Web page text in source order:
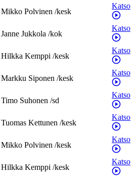
Mikko Polvinen /kesk
Katso
Janne Jukkola /kok
Katso
Hilkka Kemppi /kesk
Katso
Markku Siponen /kesk
Katso
Timo Suhonen /sd
Katso
Tuomas Kettunen /kesk
Katso
Mikko Polvinen /kesk
Katso
Hilkka Kemppi /kesk
Katso